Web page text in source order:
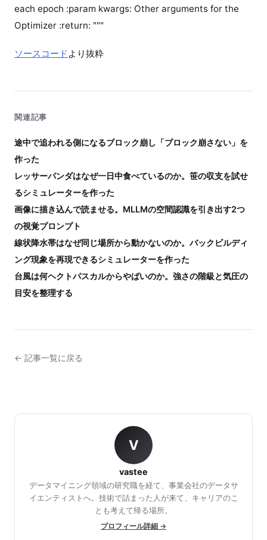
each epoch :param kwargs: Other arguments for the
Optimizer :return: """
ソースコード より抜粋
関連記事
途中で追われる側になるブロック崩し「ブロック崩さない」を
作った
レッサーパンダはなぜ一日中食べているのか。笹の収支を試せ
るシミュレーターを作った
画像に描き込んで読ませる。MLLMの空間認識を引き出す2つ
の視覚プロンプト
線状降水帯はなぜ同じ場所から動かないのか。バックビルディ
ング現象を再現できるシミュレーターを作った
台風は何ヘクトパスカルからやばいのか。強さの階級と気圧の
目安を整理する
← 記事一覧に戻る
V
vastee
データマイニング領域の研究職を経て、事業会社のデータサ
イエンティストへ。技術で詰まった人が来て、キャリアのこ
とも考えて帰る場所。
プロフィール詳細 →